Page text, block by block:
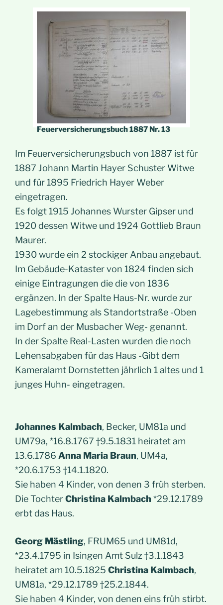
Feuerversicherungsbuch 1887 Nr. 13
Im Feuerversicherungsbuch von 1887 ist für
1887 Johann Martin Hayer Schuster Witwe
und für 1895 Friedrich Hayer Weber
eingetragen.
Es folgt 1915 Johannes Wurster Gipser und
1920 dessen Witwe und 1924 Gottlieb Braun
Maurer.
1930 wurde ein 2 stockiger Anbau angebaut.
Im Gebäude-Kataster von 1824 finden sich
einige Eintragungen die die von 1836
ergänzen. In der Spalte Haus-Nr. wurde zur
Lagebestimmung als Standortstraße -Oben
im Dorf an der Musbacher Weg- genannt.
In der Spalte Real-Lasten wurden die noch
Lehensabgaben für das Haus -Gibt dem
Kameralamt Dornstetten jährlich 1 altes und 1
junges Huhn- eingetragen.
Johannes Kalmbach, Becker, UM81a und
UM79a, *16.8.1767 †9.5.1831 heiratet am
13.6.1786 Anna Maria Braun, UM4a,
*20.6.1753 †14.1.1820.
Sie haben 4 Kinder, von denen 3 früh sterben.
Die TochterChristina Kalmbach *29.12.1789
erbt das Haus.
Georg Mästling, FRUM65 und UM81d,
*23.4.1795 in Isingen Amt Sulz †3.1.1843
heiratet am 10.5.1825 Christina Kalmbach,
UM81a, *29.12.1789 †25.2.1844.
Sie haben 4 Kinder, von denen eins früh stirbt.